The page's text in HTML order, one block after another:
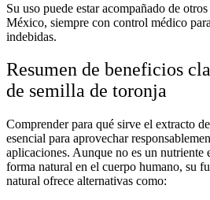
Su uso puede estar acompañado de otros
México, siempre con control médico
indebidas.
Resumen de beneficios
de semilla de toronja
Comprenderpara qué sirve el extracto
esencial para aprovechar
aplicaciones. Aunque no es un nutriente
forma natural en el cuerpo humano, su
natural ofrece alternativas como: